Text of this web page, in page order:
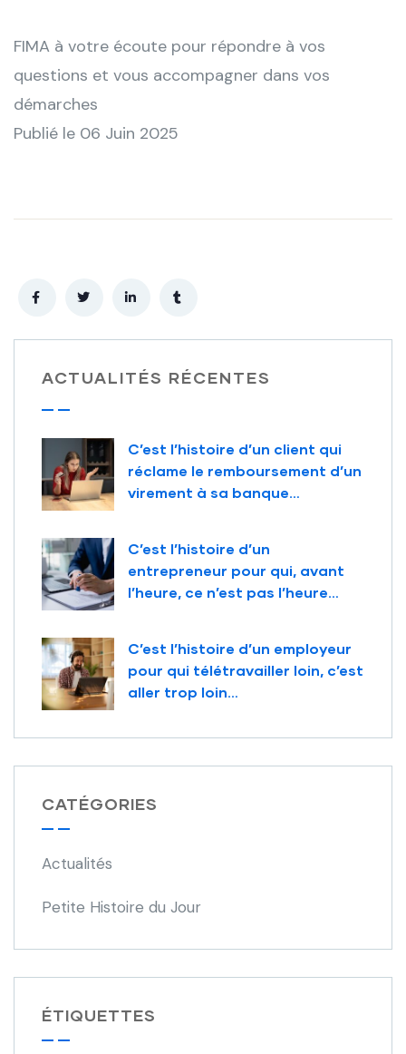
FIMA à votre écoute pour répondre à vos
questions et vous accompagner dans vos
démarches
Publié le 06 Juin 2025
ACTUALITÉS RÉCENTES
C’est l’histoire d’un client qui
réclame le remboursement d’un
virement à sa banque…
C’est l’histoire d’un
entrepreneur pour qui, avant
l’heure, ce n’est pas l’heure…
C’est l’histoire d’un employeur
pour qui télétravailler loin, c’est
aller trop loin…
CATÉGORIES
Actualités
Petite Histoire du Jour
ÉTIQUETTES